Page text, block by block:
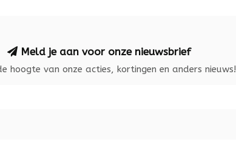
Meld je aan voor onze nieuwsbrief
hoogte van onze acties, kortingen en anders nieuws!